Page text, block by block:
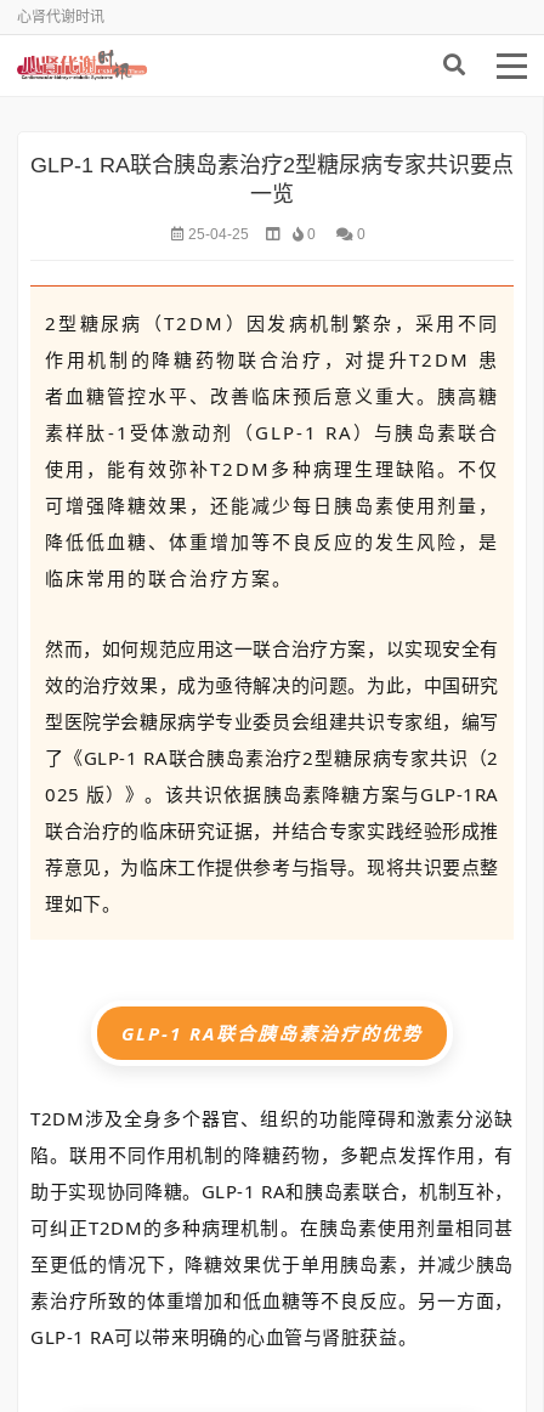
心肾代谢时讯
GLP-1 RA联合胰岛素治疗2型糖尿病专家共识要点
一览
25-04-25 0 0
2型糖尿病（T2DM）因发病机制繁杂，采用不同
作用机制的降糖药物联合治疗，对提升T2DM 患
者血糖管控水平、改善临床预后意义重大。胰高糖
素样肽-1受体激动剂（GLP-1 RA）与胰岛素联合
使用，能有效弥补T2DM多种病理生理缺陷。不仅
可增强降糖效果，还能减少每日胰岛素使用剂量，
降低低血糖、体重增加等不良反应的发生风险，是
临床常用的联合治疗方案。
然而，如何规范应用这一联合治疗方案，以实现安全有
效的治疗效果，成为亟待解决的问题。为此，中国研究
型医院学会糖尿病学专业委员会组建共识专家组，编写
了《GLP-1 RA联合胰岛素治疗2型糖尿病专家共识（2
025 版）》。该共识依据胰岛素降糖方案与GLP-1RA
联合治疗的临床研究证据，并结合专家实践经验形成推
荐意见，为临床工作提供参考与指导。现将共识要点整
理如下。
GLP-1 RA联合胰岛素治疗的优势
T2DM涉及全身多个器官、组织的功能障碍和激素分泌缺
陷。联用不同作用机制的降糖药物，多靶点发挥作用，有
助于实现协同降糖。GLP-1 RA和胰岛素联合，机制互补，
可纠正T2DM的多种病理机制。在胰岛素使用剂量相同甚
至更低的情况下，降糖效果优于单用胰岛素，并减少胰岛
素治疗所致的体重增加和低血糖等不良反应。另一方面，
GLP-1 RA可以带来明确的心血管与肾脏获益。